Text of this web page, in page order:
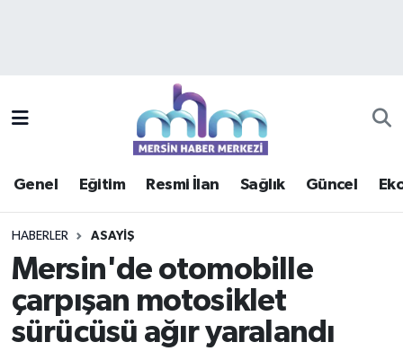
Genel Eğitim Resmi İlan Sağlık Güncel
HABERLER ASAYIŞ
Mersin'de otomobille
çarpışan motosiklet
sürücüsü ağır yaralandı
Güncel
Haberde insan
Mersin Trafik Yoğunluk Haritası
Süper Lig Puan Durumu ve Fikstür
Haber Arşivi